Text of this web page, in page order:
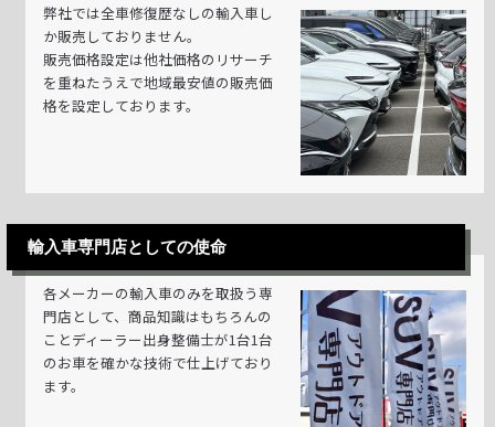
弊社では全車修復歴なしの輸入車し
か販売しておりません。
販売価格設定は他社価格のリサーチ
を重ねたうえで地域最安値の販売価
格を設定しております。
輸入車専門店としての使命
各メーカーの輸入車のみを取扱う専
門店として、商品知識はもちろんの
ことディーラー出身整備士が1台1台
のお車を確かな技術で仕上げており
ます。